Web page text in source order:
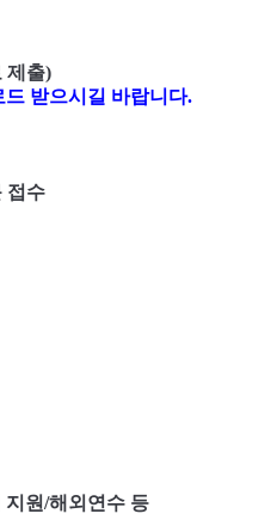
제출)
받으시길 바랍니다.
접수
원/해외연수 등